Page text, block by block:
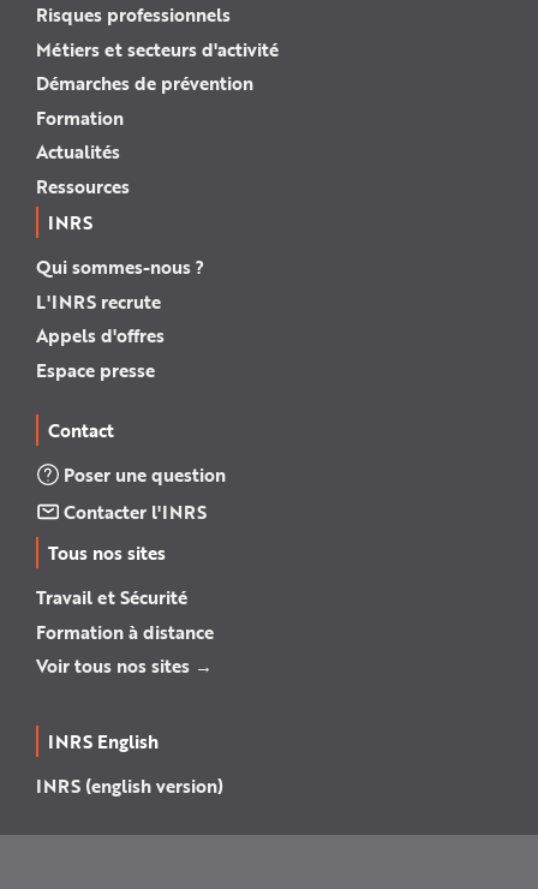
Risques professionnels
Métiers et secteurs d'activité
Démarches de prévention
Formation
Actualités
Ressources
INRS
Qui sommes-nous ?
L'INRS recrute
Appels d'offres
Espace presse
Contact
Poser une question
Contacter l'INRS
Tous nos sites
Travail et Sécurité
Formation à distance
Voir tous nos sites →
INRS English
INRS (english version)